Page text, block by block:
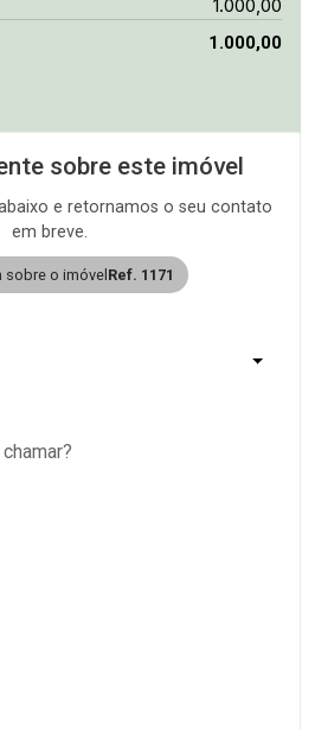
1.000,00
1.000,00
sobre este imóvel
e retornamos o seu contato
em breve.
sobre o imóvel Ref. 1171